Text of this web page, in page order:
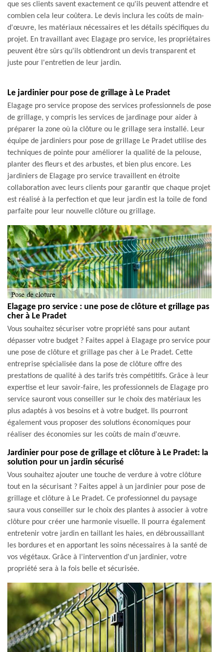
que ses clients savent exactement ce qu'ils peuvent attendre et
combien cela leur coûtera. Le devis inclura les coûts de main-
d'œuvre, les matériaux nécessaires et les détails spécifiques du
projet. En travaillant avec Elagage pro service, les propriétaires
peuvent être sûrs qu'ils obtiendront un devis transparent et
juste pour l'entretien de leur jardin.
Le jardinier pour pose de grillage à Le Pradet
Elagage pro service propose des services professionnels de pose
de grillage, y compris les services de jardinage pour aider à
préparer la zone où la clôture ou le grillage sera installé. Leur
équipe de jardiniers pour pose de grillage Le Pradet utilise des
techniques de pointe pour améliorer la qualité de la pelouse,
planter des fleurs et des arbustes, et bien plus encore. Les
jardiniers de Elagage pro service travaillent en étroite
collaboration avec leurs clients pour garantir que chaque projet
est réalisé à la perfection et que leur jardin est la toile de fond
parfaite pour leur nouvelle clôture ou grillage.
Elagage pro service : une pose de clôture et grillage pas
cher à Le Pradet
Vous souhaitez sécuriser votre propriété sans pour autant
dépasser votre budget ? Faites appel à Elagage pro service pour
une pose de clôture et grillage pas cher à Le Pradet. Cette
entreprise spécialisée dans la pose de clôture offre des
prestations de qualité à des tarifs très compétitifs. Grâce à leur
expertise et leur savoir-faire, les professionnels de Elagage pro
service sauront vous conseiller sur le choix des matériaux les
plus adaptés à vos besoins et à votre budget. Ils pourront
également vous proposer des solutions économiques pour
réaliser des économies sur les coûts de main d'œuvre.
Jardinier pour pose de grillage et clôture à Le Pradet: la
solution pour un jardin sécurisé
Vous souhaitez ajouter une touche de verdure à votre clôture
tout en la sécurisant ? Faites appel à un jardinier pour pose de
grillage et clôture à Le Pradet. Ce professionnel du paysage
saura vous conseiller sur le choix des plantes à associer à votre
clôture pour créer une harmonie visuelle. Il pourra également
entretenir votre jardin en taillant les haies, en débroussaillant
les bordures et en apportant les soins nécessaires à la santé de
vos végétaux. Grâce à l'intervention d'un jardinier, votre
propriété sera à la fois belle et sécurisée.